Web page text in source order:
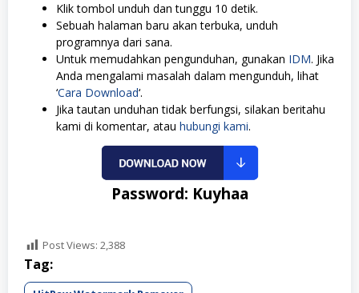
Klik tombol unduh dan tunggu 10 detik.
Sebuah halaman baru akan terbuka, unduh
programnya dari sana.
Untuk memudahkan pengunduhan, gunakan IDM. Jika
Anda mengalami masalah dalam mengunduh, lihat
‘Cara Download‘.
Jika tautan unduhan tidak berfungsi, silakan beritahu
kami di komentar, atau hubungi kami.
Password: Kuyhaa
Post Views: 2,388
Tag: